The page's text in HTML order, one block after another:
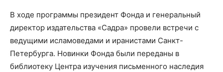
В ходе программы президент Фонда и генеральный
директор издательства «Садра» провели встречи с
ведущими исламоведами и иранистами Санкт-
Петербурга. Новинки Фонда были переданы в
библиотеку Центра изучения письменного наследия